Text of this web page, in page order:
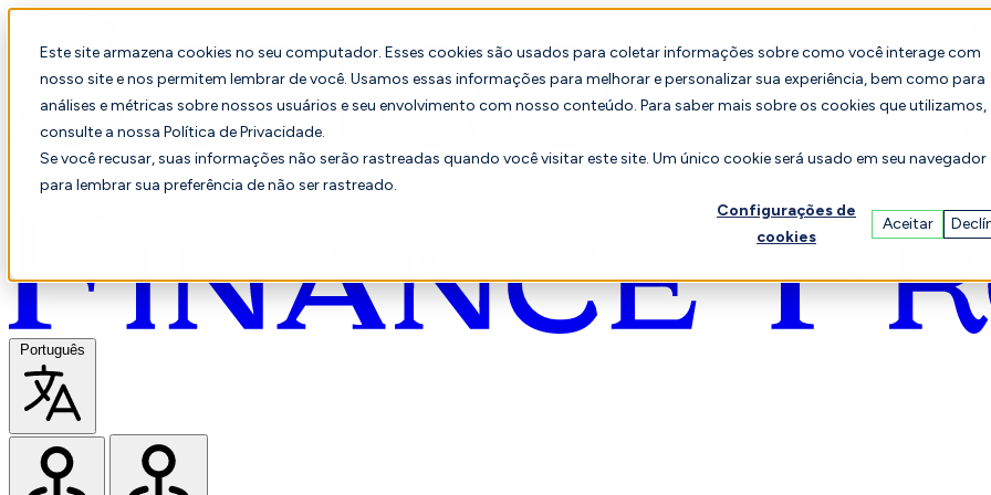
Este site armazena cookies no seu computador. Esses cookies são usados para coletar informações sobre como você interage com
nosso site e nos permitem lembrar de você. Usamos essas informações para melhorar e personalizar sua experiência, bem como para
análises e métricas sobre nossos usuários e seu envolvimento com nosso conteúdo. Para saber mais sobre os cookies que utilizamos,
consulte a nossa Política de Privacidade.
Se você recusar, suas informações não serão rastreadas quando você visitar este site. Um único cookie será usado em seu navegador
para lembrar sua preferência de não ser rastreado.
Configurações de
cookies
Aceitar
Português